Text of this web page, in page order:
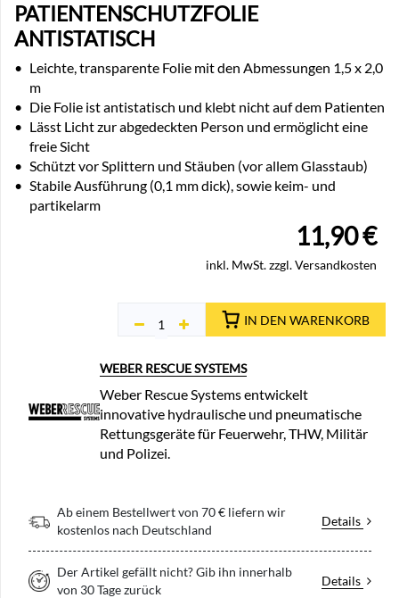
PATIENTENSCHUTZFOLIE
ANTISTATISCH
• Leichte, transparente Folie mit den Abmessungen 1,5 x 2,0
m
• Die Folie ist antistatisch und klebt nicht auf dem Patienten
• Lässt Licht zur abgedeckten Person und ermöglicht eine
freie Sicht
• Schützt vor Splittern und Stäuben (vor allem Glasstaub)
• Stabile Ausführung (0,1 mm dick), sowie keim- und
partikelarm
11,90€
inkl. MwSt. zzgl. Versandkosten
IN DEN WARENKORB
WEBER RESCUE SYSTEMS
Weber Rescue Systems entwickelt
innovative hydraulische und pneumatische
Rettungsgeräte für Feuerwehr, THW, Militär
und Polizei.
Ab einem Bestellwert von 70 € liefern wir
kostenlos nach Deutschland
Details
Der Artikel gefällt nicht? Gib ihn innerhalb
von 30 Tage zurück
Details